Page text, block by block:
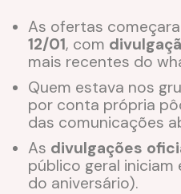
As ofertas
12/01, com
mais recentes do
Quem estava nos
por conta própria
das comunicações
As divulgações
público geral iniciam
do aniversário).